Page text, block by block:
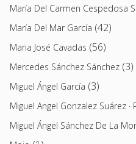
María Del Carmen Cespedosa
María Del Mar García (42)
Maria José Cavadas (56)
Mercedes Sánchez Sánchez (3)
Miguel Ángel García (3)
Miguel Angel Gonzalez Suárez ·
Miguel Ángel Sánchez De La